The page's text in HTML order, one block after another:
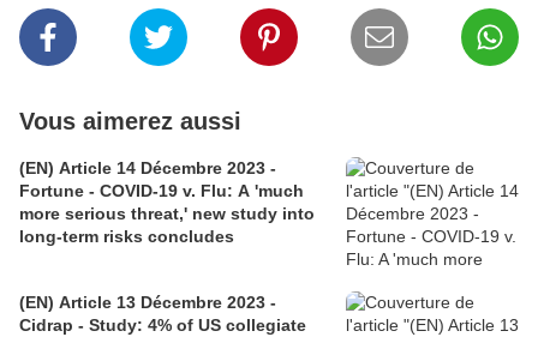
Vous aimerez aussi
(EN) Article 14 Décembre 2023 -
Fortune - COVID-19 v. Flu: A 'much
more serious threat,' new study into
long-term risks concludes
(EN) Article 13 Décembre 2023 -
Cidrap - Study: 4% of US collegiate